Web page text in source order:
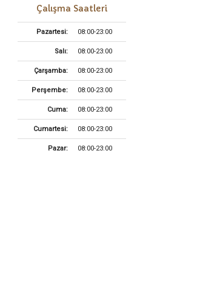
Çalışma Saatleri
Pazartesi: 08:00-23:00
Salı: 08:00-23:00
Çarşamba: 08:00-23:00
Perşembe: 08:00-23:00
Cuma: 08:00-23:00
Cumartesi: 08:00-23:00
Pazar: 08:00-23:00